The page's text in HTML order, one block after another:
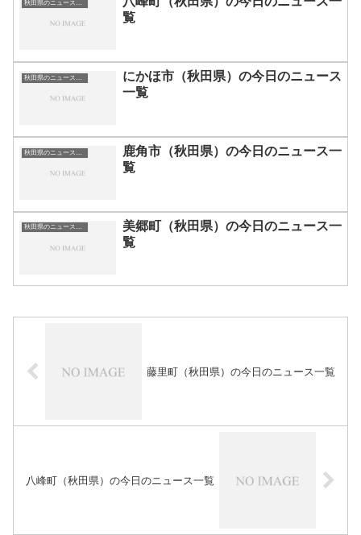
覧
にかほ市（秋田県）の今日のニュース
一覧
鹿角市（秋田県）の今日のニュース一
覧
秋田県のニュース一覧
美郷町（秋田県）の今日のニュース一
覧
藤里町（秋田県）の今日のニュース一覧
八峰町（秋田県）の今日のニュース一覧